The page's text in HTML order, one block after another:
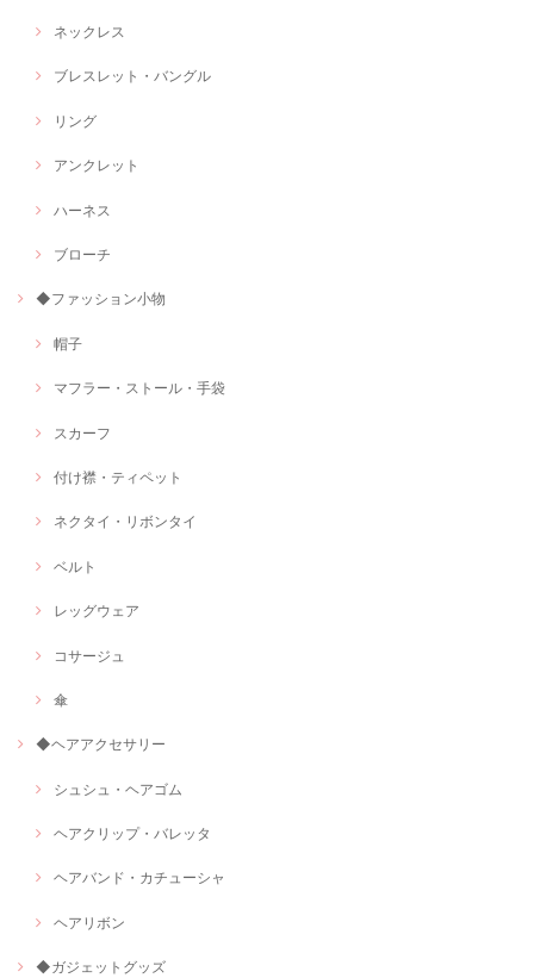
ネックレス
ブレスレット・バングル
リング
アンクレット
ハーネス
ブローチ
◆ファッション小物
帽子
マフラー・ストール・手袋
スカーフ
付け襟・ティペット
ネクタイ・リボンタイ
ベルト
レッグウェア
コサージュ
傘
◆ヘアアクセサリー
シュシュ・ヘアゴム
ヘアクリップ・バレッタ
ヘアバンド・カチューシャ
ヘアリボン
◆ガジェットグッズ